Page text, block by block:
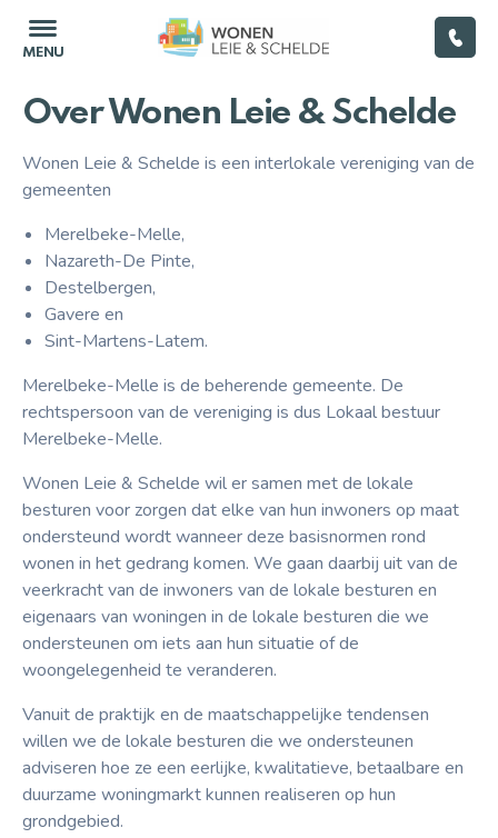
Home
Energie
Leegstand
Aanvragen
Contact
Over Wonen Leie & Schelde
Wonen Leie & Schelde is een interlokale vereniging van de
gemeenten
Merelbeke-Melle,
Nazareth-De Pinte,
Destelbergen,
Gavere en
Sint-Martens-Latem.
Merelbeke-Melle is de beherende gemeente. De
rechtspersoon van de vereniging is dus Lokaal bestuur
Merelbeke-Melle.
Wonen Leie & Schelde wil er samen met de lokale
besturen voor zorgen dat elke van hun inwoners op maat
ondersteund wordt wanneer deze basisnormen rond
wonen in het gedrang komen. We gaan daarbij uit van de
veerkracht van de inwoners van de lokale besturen en
eigenaars van woningen in de lokale besturen die we
ondersteunen om iets aan hun situatie of de
woongelegenheid te veranderen.
Vanuit de praktijk en de maatschappelijke tendensen
willen we de lokale besturen die we ondersteunen
adviseren hoe ze een eerlijke, kwalitatieve, betaalbare en
duurzame woningmarkt kunnen realiseren op hun
grondgebied.